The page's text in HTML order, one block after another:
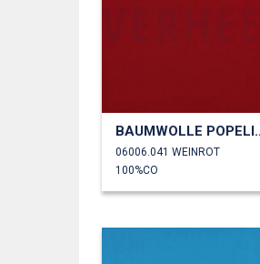
06006.041 WEINROT
100%CO